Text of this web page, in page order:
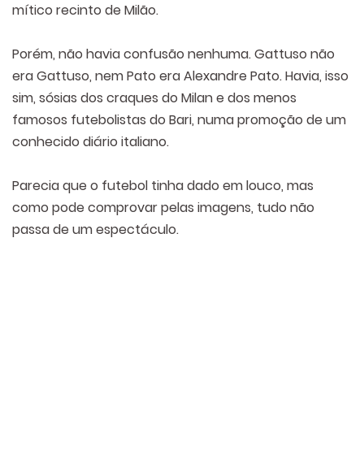
mítico recinto de Milão.
Porém, não havia confusão nenhuma. Gattuso não
era Gattuso, nem Pato era Alexandre Pato. Havia, isso
sim, sósias dos craques do Milan e dos menos
famosos futebolistas do Bari, numa promoção de um
conhecido diário italiano.
Parecia que o futebol tinha dado em louco, mas
como pode comprovar pelas imagens, tudo não
passa de um espectáculo.